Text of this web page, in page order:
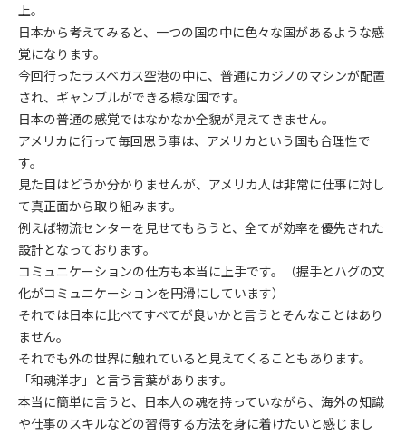
上。
日本から考えてみると、一つの国の中に色々な国があるような感
覚になります。
今回行ったラスベガス空港の中に、普通にカジノのマシンが配置
され、ギャンブルができる様な国です。
日本の普通の感覚ではなかなか全貌が見えてきません。
アメリカに行って毎回思う事は、アメリカという国も合理性で
す。
見た目はどうか分かりませんが、アメリカ人は非常に仕事に対し
て真正面から取り組みます。
例えば物流センターを見せてもらうと、全てが効率を優先された
設計となっております。
コミュニケーションの仕方も本当に上手です。（握手とハグの文
化がコミュニケーションを円滑にしています）
それでは日本に比べてすべてが良いかと言うとそんなことはあり
ません。
それでも外の世界に触れていると見えてくることもあります。
「和魂洋才」と言う言葉があります。
本当に簡単に言うと、日本人の魂を持っていながら、海外の知識
や仕事のスキルなどの習得する方法を身に着けたいと感じまし